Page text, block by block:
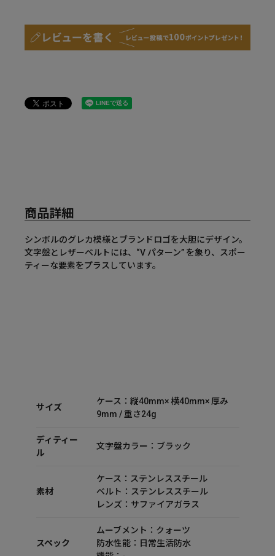
商品詳細
シンボルのグレカ模様とブランドロゴを大胆にデザイン。
文字盤とレザーベルトには、“V パターン” を象り、スポー
ティーな要素をプラスしています。
サイズ
ケース：縦40mm× 横40mm× 厚み
9mm / 重さ24g
ディティー
ル
文字盤カラー：ブラック
素材
ケース：ステンレススチール
ベルト：ステンレススチール
レンズ：サファイアガラス
スペック
ムーブメント：クォーツ
防水性能：日常生活防水